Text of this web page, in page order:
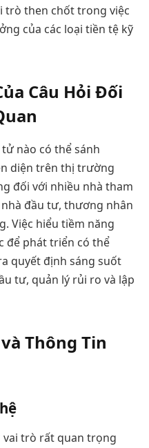
trò then chốt trong việc
của các loại tiền tệ kỹ
Câu Hỏi Đối
nào có thể sánh
diện trên thị trường
đối với nhiều nhà tham
đầu tư, thương nhân
Việc hiểu tiềm năng
để phát triển có thể
quyết định sáng suốt
tư, quản lý rủi ro và lập
Thông Tin
vai trò rất quan trọng